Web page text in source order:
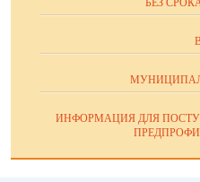
БЕЗ
ИНФОРМАЦИЯ ДЛЯ